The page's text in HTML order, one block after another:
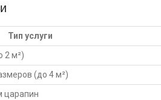
Тип услуги
2 м²)
(до 4 м²)
царапин